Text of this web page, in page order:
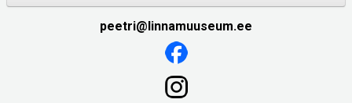
peetri@linnamuuseum.ee